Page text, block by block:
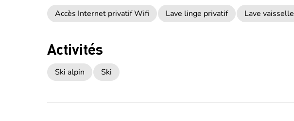
Accès Internet privatif Wifi Lave linge privatif Lave vaisselle
Activités
Ski alpin Ski